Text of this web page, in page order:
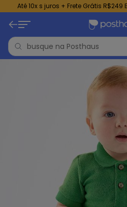
Até 10x s juros + Frete Grátis R$249